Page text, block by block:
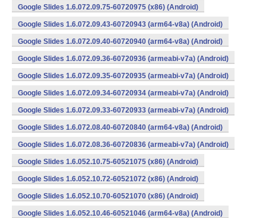
Google Slides 1.6.072.09.75-60720975 (x86) (Android)
Google Slides 1.6.072.09.43-60720943 (arm64-v8a) (Android)
Google Slides 1.6.072.09.40-60720940 (arm64-v8a) (Android)
Google Slides 1.6.072.09.36-60720936 (armeabi-v7a) (Android)
Google Slides 1.6.072.09.35-60720935 (armeabi-v7a) (Android)
Google Slides 1.6.072.09.34-60720934 (armeabi-v7a) (Android)
Google Slides 1.6.072.09.33-60720933 (armeabi-v7a) (Android)
Google Slides 1.6.072.08.40-60720840 (arm64-v8a) (Android)
Google Slides 1.6.072.08.36-60720836 (armeabi-v7a) (Android)
Google Slides 1.6.052.10.75-60521075 (x86) (Android)
Google Slides 1.6.052.10.72-60521072 (x86) (Android)
Google Slides 1.6.052.10.70-60521070 (x86) (Android)
Google Slides 1.6.052.10.46-60521046 (arm64-v8a) (Android)